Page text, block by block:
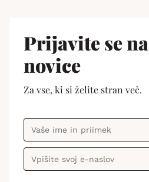
Prijavite se na
novice
Za vse, ki si želite stran več.